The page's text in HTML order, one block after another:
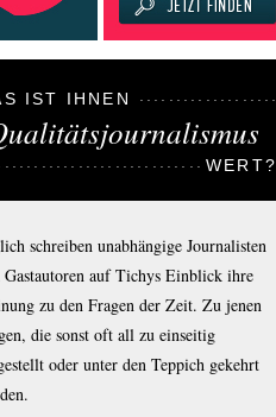
IST IHNEN
WERT?
schreiben unabhängige Journalisten
Gastautoren auf Tichys Einblick ihre
zu den Fragen der Zeit. Zu jenen
die sonst oft all zu einseitig
oder unter den Teppich gekehrt